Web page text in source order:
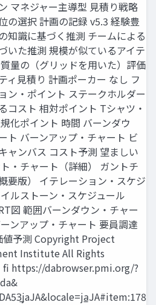
マネジャー主導型 見積り戦略
の選択 計画の記録 v5.3 経験豊
知識に基づく推測 チームによる
いた推測 規模が似ているアイテ
量の（グリッドを用いた）評価
ィ見積り 計画ポーカー なし フ
ン・ポイント ステークホルダー
コスト 相対ポイント Tシャツ・
化ポイント 時間 バーンダウ
ト バーンアップ・チャート ビ
ャンバス コスト予測 望ましい
・チャート（詳細） ガントチ
要版） イテレーション・スケジ
ルストーン・スケジュール
図 範囲バーンダウン・チャー
ンアップ・チャート 要員調達
値予測 Copyright Project
Institute All Rights
fi https://dabrowser.pmi.org/?